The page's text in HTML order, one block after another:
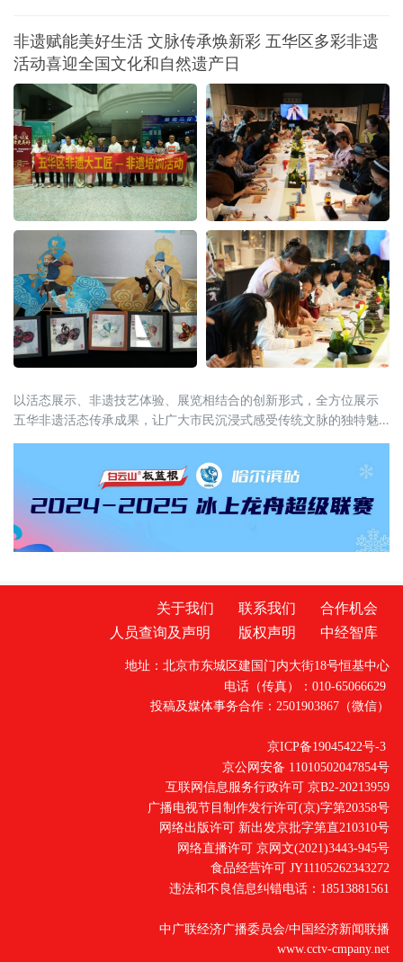
客栈的风铃，是滤镜下的云卷云舒。直到我循
着王宁书记的足迹，走进昆明那些因水而迁、
因水而兴的土地，才读懂其深意：云南的生
活，不仅是造物主的偏爱，更是奋斗者的烟
火。一、有一种叫云南的生活，从心出发这
非遗赋能美好生活 文脉传承焕新彩 五华区多彩非遗
活动喜迎全国文化和自然遗产日
以活态展示、非遗技艺体验、展览相结合的创新形式，全方位展示
五华非遗活态传承成果，让广大市民沉浸式感受传统文脉的独特魅
关于我们 联系我们
合作机会
人员查询及声明
版权声明 中经智库
地址：北京市东城区建国门内大街18号恒基中心
电话（传真）：010-65066629
投稿及媒体事务合作：2501903867（微信）
京ICP备19045422号-3
京公网安备 11010502047854号
互联网信息服务行政许可 京B2-20213959
广播电视节目制作发行许可(京)字第20358号
网络出版许可 新出发京批字第直210310号
网络直播许可 京网文(2021)3443-945号
食品经营许可 JY11105262343272
违法和不良信息纠错电话：18513881561
中广联经济广播委员会/中国经济新闻联播
www.cctv-cmpany.net